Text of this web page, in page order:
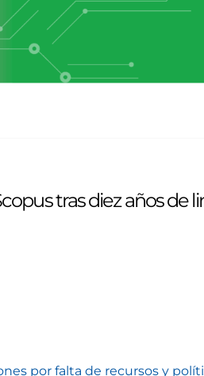
tras diez años de
por falta de recursos y